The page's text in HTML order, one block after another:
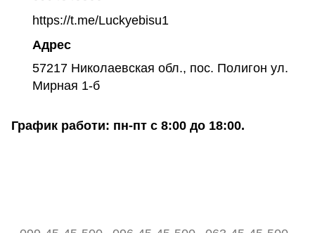
https://t.me/Luckyebisu1
Адрес
57217 Николаевская обл., пос. Полигон ул.
Мирная 1-б
График работи: пн-пт с 8:00 до 18:00.